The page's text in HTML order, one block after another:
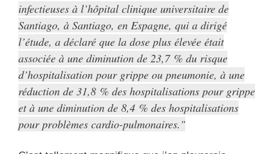
infectieuses à l’hôpital clinique universitaire de
Santiago, à Santiago, en Espagne, qui a dirigé
l’étude, a déclaré que la dose plus élevée était
associée à une diminution de 23,7 % du risque
d’hospitalisation pour grippe ou pneumonie, à une
réduction de 31,8 % des hospitalisations pour grippe
et à une diminution de 8,4 % des hospitalisations
pour problèmes cardio-pulmonaires.